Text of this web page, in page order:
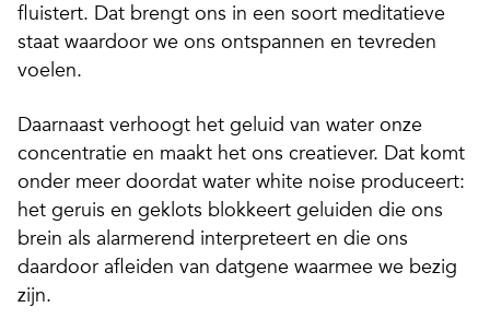
fluistert. Dat brengt ons in een soort meditatieve
staat waardoor we ons ontspannen en tevreden
voelen.
Daarnaast verhoogt het geluid van water onze
concentratie en maakt het ons creatiever. Dat komt
onder meer doordat water white noise produceert:
het geruis en geklots blokkeert geluiden die ons
brein als alarmerend interpreteert en die ons
daardoor afleiden van datgene waarmee we bezig
zijn.